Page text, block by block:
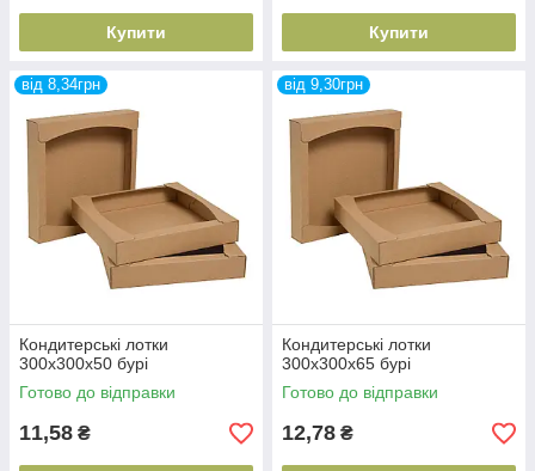
Купити Купити
від 8,34грн
Кондитерські лотки
300х300х50 бурі
Готово до відправки
11,58 ₴
від 9,30грн
Кондитерські лотки
300х300х65 бурі
Готово до відправки
12,78 ₴